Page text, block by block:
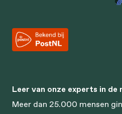
Leer van onze experts in de
Meer dan 25.000 mensen